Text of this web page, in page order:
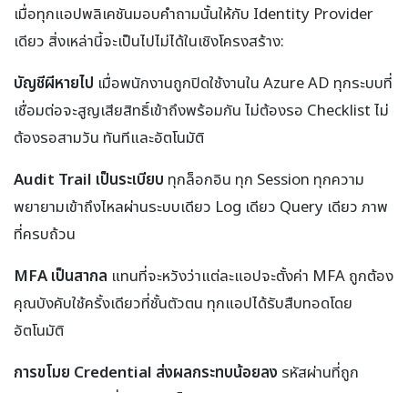
เมื่อทุกแอปพลิเคชันมอบคำถามนั้นให้กับ Identity Provider
เดียว สิ่งเหล่านี้จะเป็นไปไม่ได้ในเชิงโครงสร้าง:
บัญชีผีหายไป เมื่อพนักงานถูกปิดใช้งานใน Azure AD ทุกระบบที่
เชื่อมต่อจะสูญเสียสิทธิ์เข้าถึงพร้อมกัน ไม่ต้องรอ Checklist ไม่
ต้องรอสามวัน ทันทีและอัตโนมัติ
Audit Trail เป็นระเบียบ ทุกล็อกอิน ทุก Session ทุกความ
พยายามเข้าถึงไหลผ่านระบบเดียว Log เดียว Query เดียว ภาพ
ที่ครบถ้วน
MFA เป็นสากล แทนที่จะหวังว่าแต่ละแอปจะตั้งค่า MFA ถูกต้อง
คุณบังคับใช้ครั้งเดียวที่ชั้นตัวตน ทุกแอปได้รับสืบทอดโดย
อัตโนมัติ
การขโมย Credential ส่งผลกระทบน้อยลง รหัสผ่านที่ถูก